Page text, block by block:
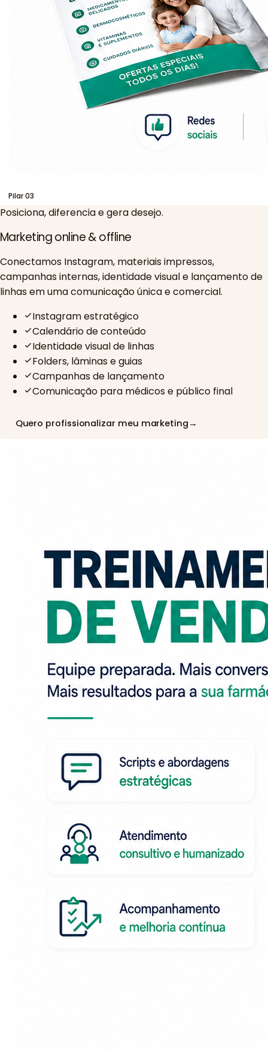
Pilar03
Posiciona, diferencia e gera desejo.
Marketing online & offline
Conectamos Instagram, materiais impressos,
campanhas internas, identidade visual e lançamento de
linhas em uma comunicação única e comercial.
Instagram estratégico
Calendário de conteúdo
Identidade visual de linhas
Folders, lâminas e guias
Campanhas de lançamento
Comunicação para médicos e público final
Quero profissionalizar meu marketing →